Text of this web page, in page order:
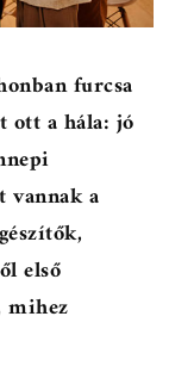
furcsa
ott a hála: jó
vannak a
első
mihez